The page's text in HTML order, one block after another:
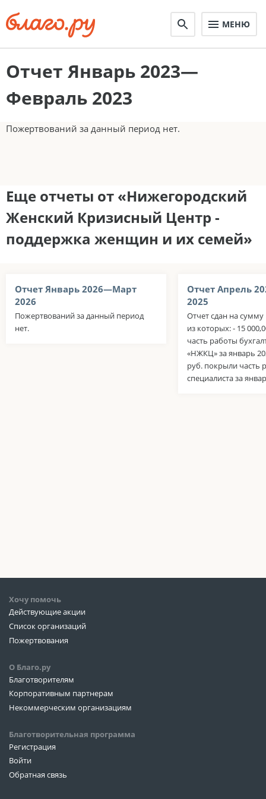
МЕНЮ
Отчет Январь 2023—
Февраль 2023
Пожертвований за данный период нет.
Еще отчеты от «Нижегородский
Женский Кризисный Центр -
поддержка женщин и их семей»
Отчет Январь 2026—Март
2026
Пожертвований за данный период
нет.
Отчет Апрель
2025
Отчет сдан на сумму
из которых: - 15
часть работы
«НЖКЦ» за январь
руб. покрыли
специалиста за
Хочу помочь
Действующие акции
Список организаций
Пожертвования
О Благо.ру
Благотворителям
Корпоративным партнерам
Некоммерческим организациям
Благотворительная программа
Регистрация
Войти
Обратная связь